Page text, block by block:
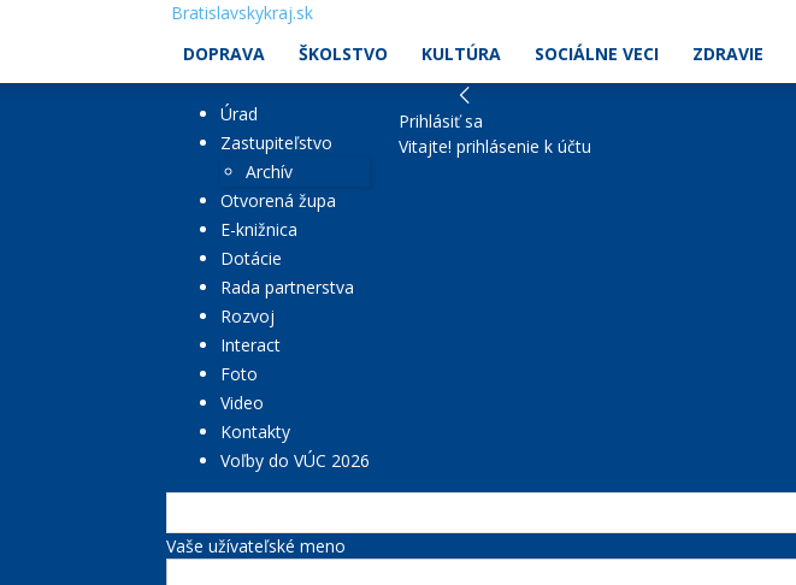
Bratislavskykraj.sk
DOPRAVA
ŠKOLSTVO KULTÚRA SOCIÁLNE VECI ZDRAVIE
Úrad
Zastupiteľstvo
Archív
Otvorená župa
E-knižnica
Dotácie
Rada partnerstva
Rozvoj
Interact
Foto
Video
Kontakty
Voľby do VÚC 2026
Prihlásiť sa
Vitajte! prihlásenie k účtu
Vaše užívateľské meno